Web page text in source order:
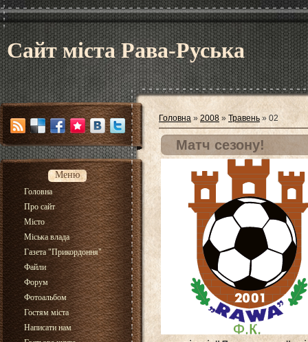
Сайт міста Рава-Руська
Меню
Головна
Про сайт
Місто
Міська влада
Газета "Прикордоння"
Файли
Форум
Фотоальбом
Гостям міста
Написати нам
Головна » 2008 » Травень » 02
Матч сезону!